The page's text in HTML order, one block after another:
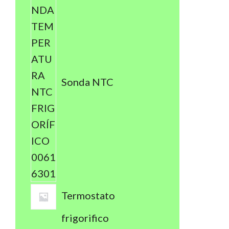
Sonda NTC
Termostato
frigorifico